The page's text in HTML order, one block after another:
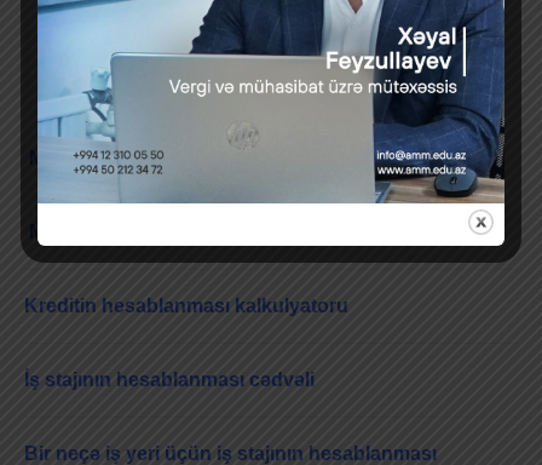
Cədvəllər
Məzuniyyətin hesablanması cədvəli
Kreditin hesablanması kalkulyatoru
İş stajının hesablanması cədvəli
Bir neçə iş yeri üçün iş stajının hesablanması